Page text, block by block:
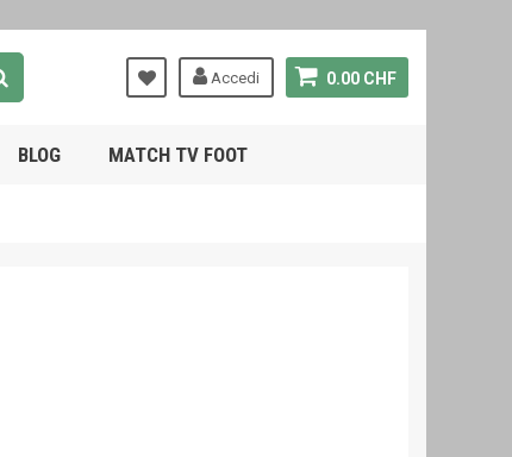
0.00 CHF
Accedi
BLOG MATCH TV FOOT